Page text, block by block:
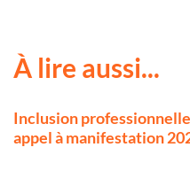
À lire aussi...
Inclusion
appel à manifestation